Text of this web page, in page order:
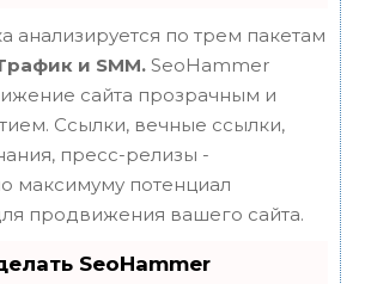
анализируется по трем пакетам
и SMM. SeoHammer
сайта прозрачным и
Ссылки, вечные ссылки,
пресс-релизы -
максимуму потенциал
продвижения вашего сайта.
SeoHammer